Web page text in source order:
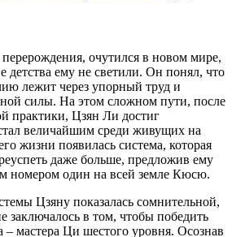
очутился в новом мире,
детства ему не светили. Он понял, что
лежит через упорный труд и
силы. На этом сложном пути, после
практики, Цзян Ли достиг
величайшим среди живущих на
жизни появилась система, которая
даже больше, предложив ему
номером один на всей земле Кюсю.
Цзяну показалась сомнительной,
заключалось в том, чтобы победить
– мастера Ци шестого уровня. Осознав